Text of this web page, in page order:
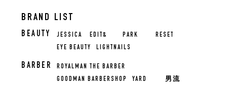
BRAND LIST
BEAUTY JESSICA EDIT& PARK
RESET
EYE BEAUTY
LIGHTNAILS
BARBER
ROYALMAN THE BARBER
GOODMAN BARBERSHOP
YARD 男流